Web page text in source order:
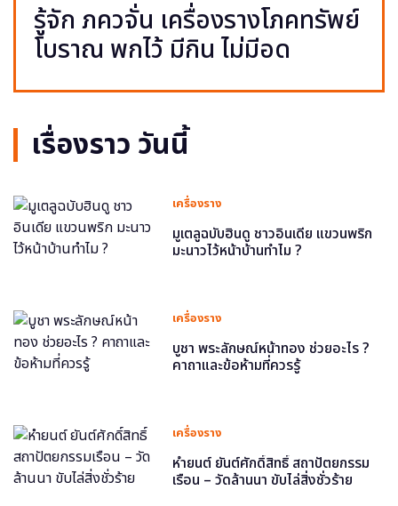
รู้จัก ภควจั่น เครื่องรางโภคทรัพย์
โบราณ พกไว้ มีกิน ไม่มีอด
เรื่องราว วันนี้
เครื่องราง
มูเตลูฉบับฮินดู ชาวอินเดีย แขวนพริก
มะนาวไว้หน้าบ้านทำไม ?
เครื่องราง
บูชา พระลักษณ์หน้าทอง ช่วยอะไร ?
คาถาและข้อห้ามที่ควรรู้
เครื่องราง
หำยนต์ ยันต์ศักดิ์สิทธิ์ สถาปัตยกรรม
เรือน – วัดล้านนา ขับไล่สิ่งชั่วร้าย